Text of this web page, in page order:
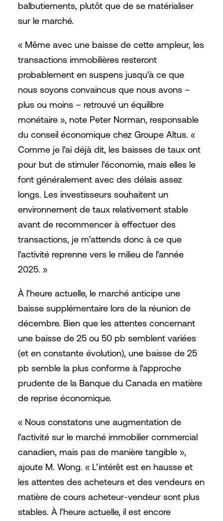
balbutiements, plutôt que de se matérialiser
sur le marché.
« Même avec une baisse de cette ampleur, les
transactions immobilières resteront
probablement en suspens jusqu’à ce que
nous soyons convaincus que nous avons –
plus ou moins – retrouvé un équilibre
monétaire », note Peter Norman, responsable
du conseil économique chez Groupe Altus. «
Comme je l’ai déjà dit, les baisses de taux ont
pour but de stimuler l’économie, mais elles le
font généralement avec des délais assez
longs. Les investisseurs souhaitent un
environnement de taux relativement stable
avant de recommencer à effectuer des
transactions, je m’attends donc à ce que
l’activité reprenne vers le milieu de l’année
2025. »
À l’heure actuelle, le marché anticipe une
baisse supplémentaire lors de la réunion de
décembre. Bien que les attentes concernant
une baisse de 25 ou 50 pb semblent variées
(et en constante évolution), une baisse de 25
pb semble la plus conforme à l’approche
prudente de la Banque du Canada en matière
de reprise économique.
« Nous constatons une augmentation de
l’activité sur le marché immobilier commercial
canadien, mais pas de manière tangible »,
ajoute M. Wong. « L’intérêt est en hausse et
les attentes des acheteurs et des vendeurs en
matière de cours acheteur-vendeur sont plus
stables. À l’heure actuelle, il est encore